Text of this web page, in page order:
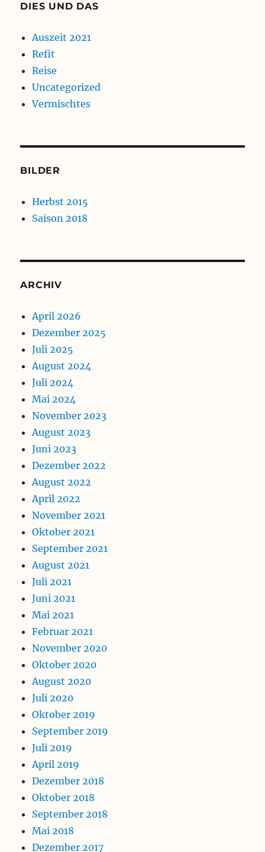
DIES UND DAS
Auszeit 2021
Refit
Reise
Uncategorized
Vermischtes
BILDER
Herbst 2015
Saison 2018
ARCHIV
April 2026
Dezember 2025
Juli 2025
August 2024
Juli 2024
Mai 2024
November 2023
August 2023
Juni 2023
Dezember 2022
August 2022
April 2022
November 2021
Oktober 2021
September 2021
August 2021
Juli 2021
Juni 2021
Mai 2021
Februar 2021
November 2020
Oktober 2020
August 2020
Juli 2020
Oktober 2019
September 2019
Juli 2019
April 2019
Dezember 2018
Oktober 2018
September 2018
Mai 2018
Dezember 2017